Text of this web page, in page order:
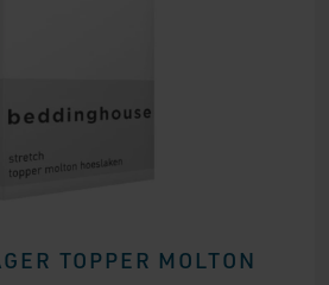
TOPPER MOLTON